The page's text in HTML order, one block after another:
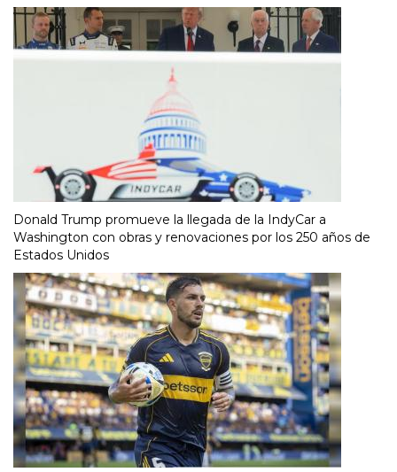
Donald Trump promueve la llegada de la IndyCar a
Washington con obras y renovaciones por los 250 años de
Estados Unidos